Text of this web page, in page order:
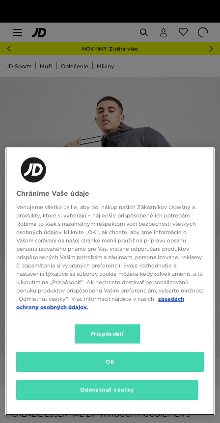
NOVINKY Zistite viac
JD Sports Muži Oblečenie Mikiny
Obrázky Video
ONLY AT JD
MCKENZIE ESSENTIAL ZIP THROUGH HOODIE MEN'S
Chránime Vaše údaje
Venujeme všetko úsilie, aby bol nákup našich Zákazníkov úspešný a
produkty, ktoré si vyberajú – najlepšie prispôsobené ich potrebám.
Robíme to však s maximálnym rešpektom voči bezpečnosti všetkých
osobných údajov. Kliknite „OK”, ak chcete, aby sme informácie o
Vašom správaní na našej stránke mohli použiť na prípravu obsahu
personalizovaného priamo pre Vás, vrátane odporúčaní produktov
prispôsobených Vašim potrebám a záujmom, personalizovanej reklamy
či zapamätania si vybraných preferencií. Svoje rozhodnutie aj
nastavenia týkajúce sa súborov cookie môžete kedykoľvek zmeniť, a to
kliknutím na „Prispôsobiť”. Ak nechcete dostávať personalizovanú
ponuku produktov prispôsobenú Vašim preferenciám, vyberte možnosť
„Odmietnuť všetky”. Viac informácií nájdete v našich
zásadách
ochrany osobných údajov.
Prispôsobiť
Odmietnuť všetky
OK